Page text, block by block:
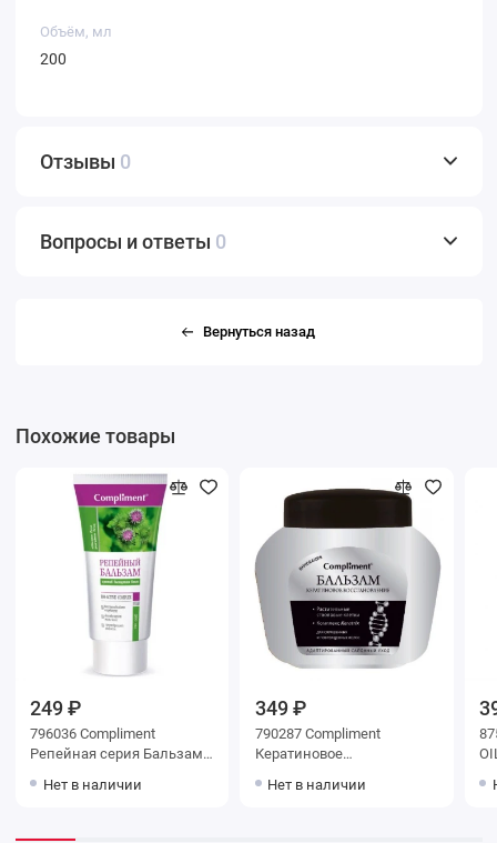
Объём, мл
200
Отзывы 0
Вопросы и ответы 0
Вернуться назад
Похожие товары
249 ₽
796036 Compliment
Репейная серия Бальзам
выпадения волос 200 мл
Нет в наличии
349 ₽
790287 Compliment
Кератиновое
для окрашен. и поврежд.
Нет в наличии